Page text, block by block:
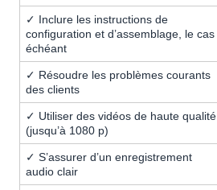
✓ Inclure les instructions de
configuration et d’assemblage, le cas
échéant
✓ Résoudre les problèmes courants
des clients
✓ Utiliser des vidéos de haute qualité
(jusqu’à 1080 p)
✓ S’assurer d’un enregistrement
audio clair